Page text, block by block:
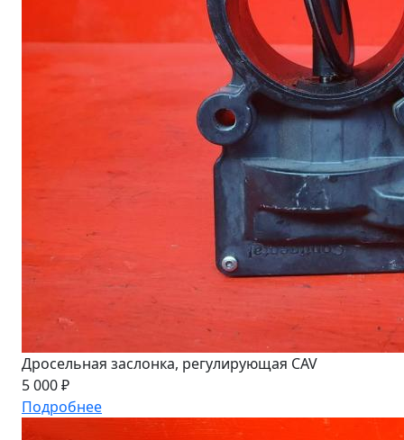
Дросельная заслонка, регулирующая CAV
5 000 ₽
Подробнее